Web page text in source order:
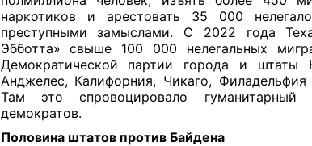
наркотиков и арестовать 35 000
преступными замыслами. С 2022 года
Эбботта» свыше 100 000 нелегальных
Демократической партии города и
Анджелес, Калифорния, Чикаго,
Там это спровоцировало
демократов.
Половина штатов против Байдена